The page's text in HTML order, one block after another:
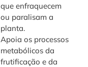
que enfraquecem
ou paralisam a
planta.
Apoia os processos
metabólicos da
frutificação e da